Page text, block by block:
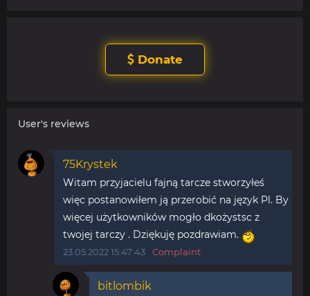
Donate
User's reviews
75Krystek
Witam przyjacielu fajną tarcze stworzyłeś
więc postanowiłem ją przerobić na język Pl. By
więcej użytkowników mogło dkożystsc z
twojej tarczy . Dziękuję pozdrawiam.
23.05.2022 15:47:43 Complaint
bitlombik